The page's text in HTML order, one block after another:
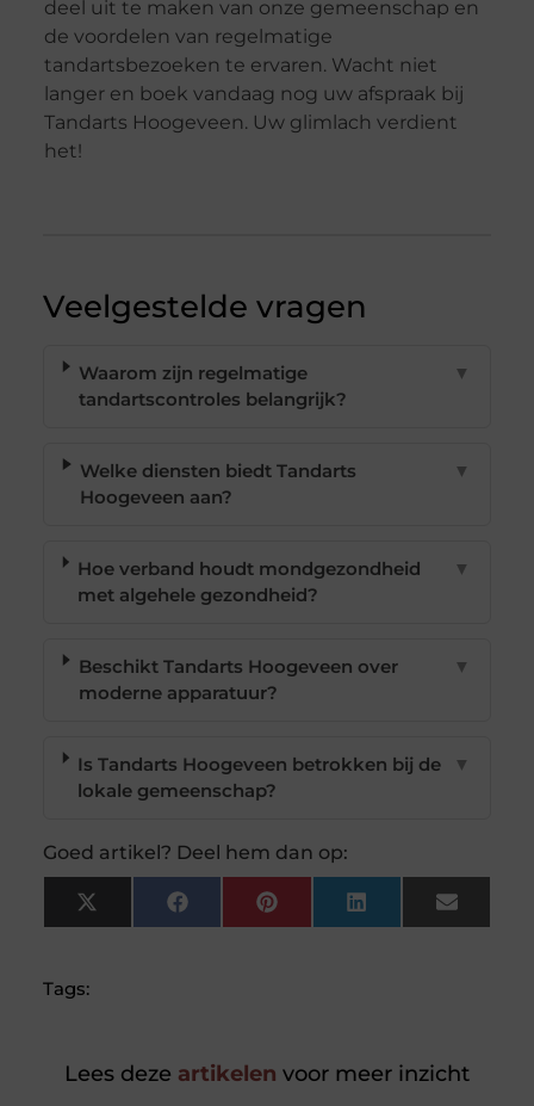
deel uit te maken van onze gemeenschap en
de voordelen van regelmatige
tandartsbezoeken te ervaren. Wacht niet
langer en boek vandaag nog uw afspraak bij
Tandarts Hoogeveen. Uw glimlach verdient
het!
Veelgestelde vragen
Waarom zijn regelmatige
tandartscontroles belangrijk?
▼
Welke diensten biedt Tandarts
Hoogeveen aan?
▼
Hoe verband houdt mondgezondheid
met algehele gezondheid?
▼
Beschikt Tandarts Hoogeveen over
moderne apparatuur?
▼
Is Tandarts Hoogeveen betrokken bij de
lokale gemeenschap?
▼
Goed artikel? Deel hem dan op:
X
(Twitter)
FacebookPinterest LinkedIn Email
Tags:
Lees deze artikelen voor meer inzicht